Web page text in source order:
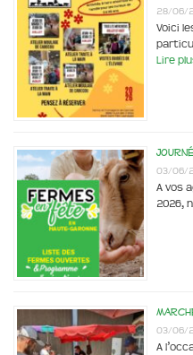
28/06/
Voici
Lire
03/06/
A vos
2026,
03/06/
A